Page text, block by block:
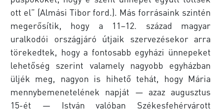
ott el” (Almási Tibor ford.). Más forrásaink szintén
megerősítik, hogy a 11–12. század magyar
uralkodói országjáró útjaik szervezésekor arra
törekedtek, hogy a fontosabb egyházi ünnepeket
lehetőség szerint valamely nagyobb egyházban
üljék meg, nagyon is hihető tehát, hogy Mária
mennybemenetelének napját — azaz augusztus
15-ét — István valóban Székesfehérvárott